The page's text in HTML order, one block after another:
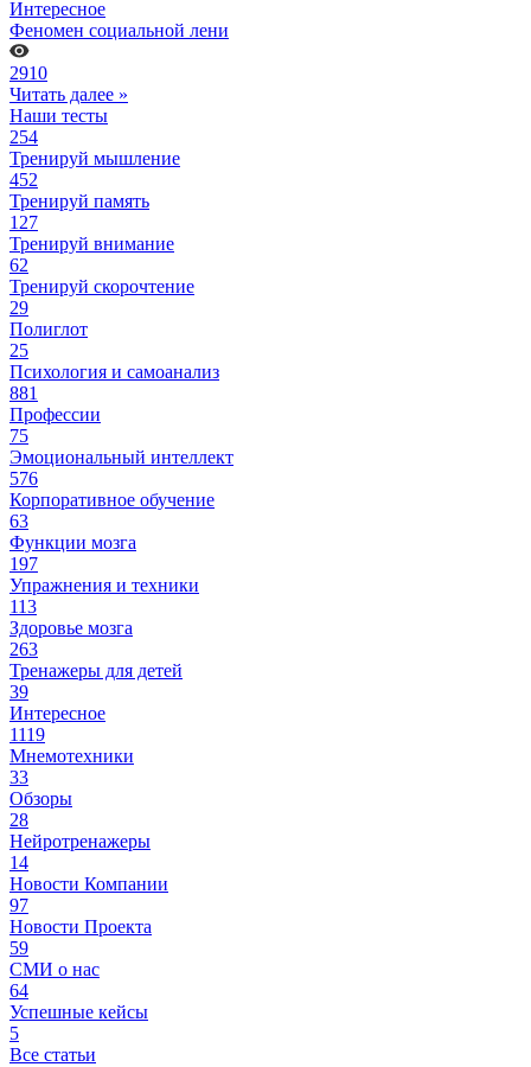
Интересное
Феномен социальной лени
2910
Читать далее »
Наши тесты
254
Тренируй мышление
452
Тренируй память
127
Тренируй внимание
62
Тренируй скорочтение
29
Полиглот
25
Психология и самоанализ
881
Профессии
75
Эмоциональный интеллект
576
Корпоративное обучение
63
Функции мозга
197
Упражнения и техники
113
Здоровье мозга
263
Тренажеры для детей
39
Интересное
1119
Мнемотехники
33
Обзоры
28
Нейротренажеры
14
Новости Компании
97
Новости Проекта
59
СМИ о нас
64
Успешные кейсы
5
Все статьи